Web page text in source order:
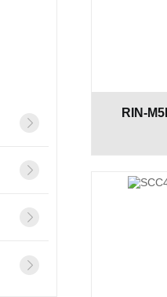
RIN-